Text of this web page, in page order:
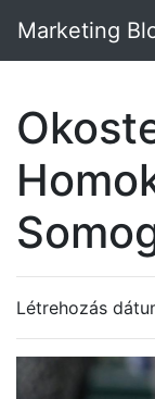
Marketing
Létrehozás